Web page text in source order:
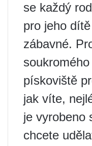
se každý
pro jeho
zábavné.
pískoviště
jak víte,
je vyrobeno
chcete